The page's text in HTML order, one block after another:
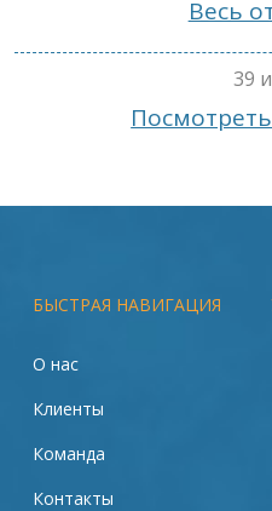
Весь
39
БЫСТРАЯ НАВИГАЦИЯ
О нас
Клиенты
Команда
Контакты